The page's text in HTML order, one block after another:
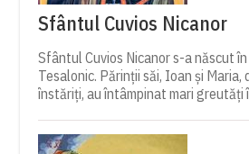
Sfântul Cuvios Nicanor
Sfântul Cuvios Nicanor s-a născut
Tesalonic. Părinții săi, Ioan și Maria,
înstăriți, au întâmpinat mari greutăți